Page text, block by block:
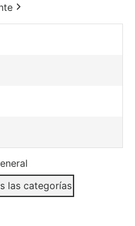
las categorías